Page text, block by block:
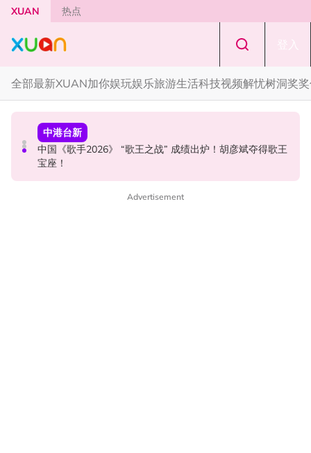
Skip to main content
XUAN 热点
登入
全部最新XUAN加你娱玩娱乐旅游生活科技视频解忧树洞奖
国际星闻
漫威CEO松口谈MCU未来！Tom Holland有望继续演
Spider-Man！
国际星闻
BLACKPINK 10周年安排混乱！JISOO发文向BLINK道歉！
中港台新
中国《歌手2026》 “歌王之战” 成绩出炉！胡彦斌夺得歌王
宝座！
Advertisement